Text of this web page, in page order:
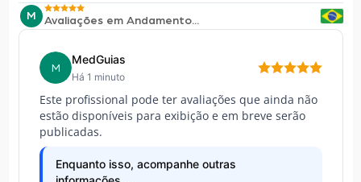
M Avaliações em Andamento...
M
MedGuias
Há 1 minuto
Este profissional pode ter avaliações que ainda não
estão disponíveis para exibição e em breve serão
publicadas.
Enquanto isso, acompanhe outras